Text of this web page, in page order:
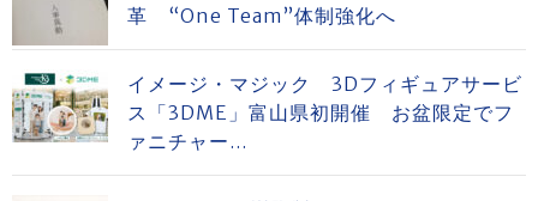
革 “One Team”体制強化へ
イメージ・マジック 3Dフィギュアサービ
ス「3DME」富山県初開催 お盆限定でフ
ァニチャー...